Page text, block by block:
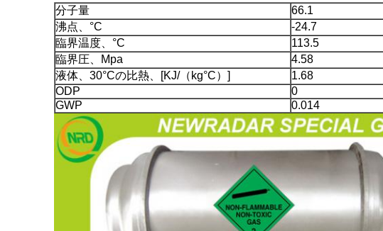
分子量
66.1
沸点、°C
-24.7
臨界温度、°C
113.5
臨界圧、Mpa
4.58
液体、30°Cの比熱、[KJ/（kg°C）]
1.68
ODP
0
GWP
0.014